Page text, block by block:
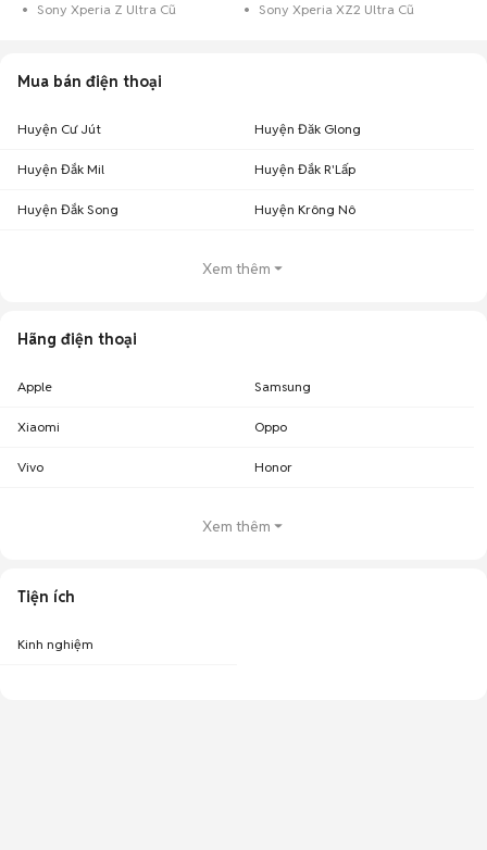
Sony Xperia Z Ultra Cũ
Sony Xperia XZ2 Ultra Cũ
Mua bán điện thoại
Huyện Cư Jút Huyện Đăk Glong
Huyện Đắk Mil Huyện Đắk R'Lấp
Huyện Đắk Song Huyện Krông Nô
Xem thêm
Hãng điện thoại
Apple Samsung
Xiaomi Oppo
Vivo Honor
Xem thêm
Tiện ích
Kinh nghiệm